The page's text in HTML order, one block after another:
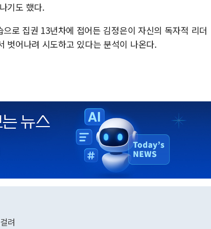
기도 했다.
로 집권 13년차에 접어든 김정은이 자신의 독자적 리더
벗어나려 시도하고 있다는 분석이 나온다.
려